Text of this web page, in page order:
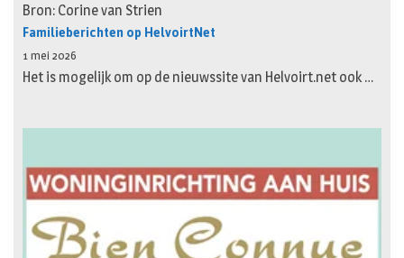
Bron: Corine van Strien
Familieberichten op HelvoirtNet
1 mei 2026
Het is mogelijk om op de nieuwssite van Helvoirt.net ook …